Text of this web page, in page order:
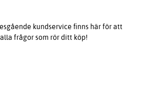
kundservice finns här för att
frågor som rör ditt köp!